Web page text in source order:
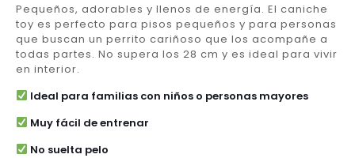
Pequeños, adorables y llenos de energía. El caniche
toy es perfecto para pisos pequeños y para personas
que buscan un perrito cariñoso que los acompañe a
todas partes. No supera los 28 cm y es ideal para vivir
en interior.
Ideal para familias con niños o personas mayores
Muy fácil de entrenar
No suelta pelo